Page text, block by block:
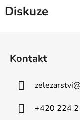
Diskuze
Kontakt
zelezarstvi@
+420 224